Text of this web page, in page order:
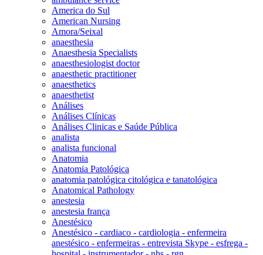
America do Sul
American Nursing
Amora/Seixal
anaesthesia
Anaesthesia Specialists
anaesthesiologist doctor
anaesthetic practitioner
anaesthetics
anaesthetist
Análises
Análises Clínicas
Análises Clinicas e Saúde Pública
analista
analista funcional
Anatomia
Anatomia Patológica
anatomia patológica citológica e tanatológica
Anatomical Pathology
anestesia
anestesia frança
Anestésico
Anestésico - cardiaco - cardiologia - enfermeira
anestésico - enfermeiras - entrevista Skype - esfrega -